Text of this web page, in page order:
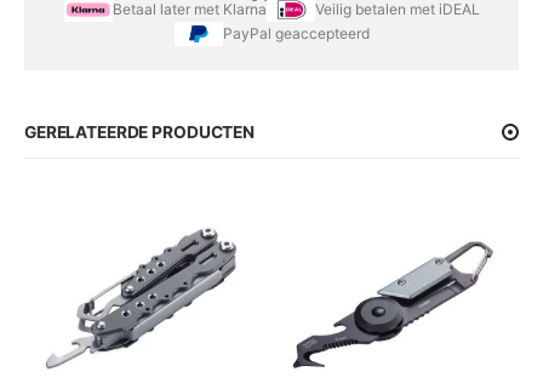
Betaal later met Klarna
Veilig betalen met iDEAL
PayPal geaccepteerd
GERELATEERDE PRODUCTEN